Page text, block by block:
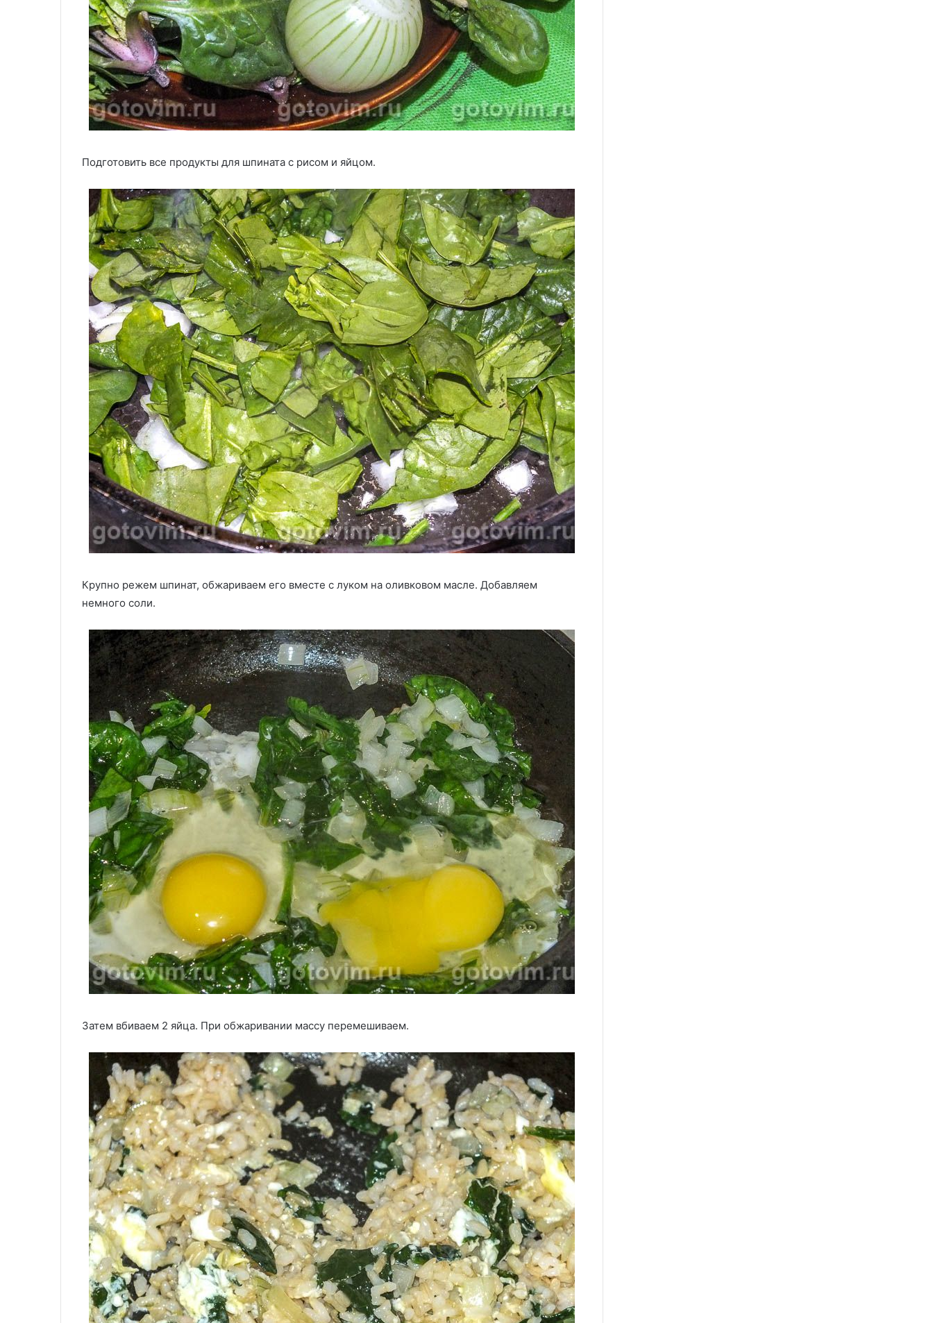
Подготовить все продукты для шпината с рисом и яйцом.
Крупно режем шпинат, обжариваем его вместе с луком на оливковом масле. Добавляем
немного соли.
Затем вбиваем 2 яйца. При обжаривании массу перемешиваем.